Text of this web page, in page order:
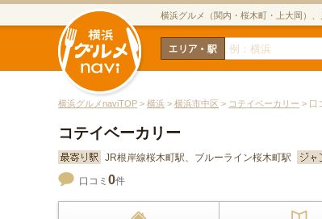
横浜グルメ（関内・桜木町・上大岡）
横浜グルメnaviTOP > 横浜 > 横浜市中区 > コテイベーカリー > 口
コテイベーカリー
JR根岸線桜木町駅、ブルーライン桜木町駅
口コミ 0件